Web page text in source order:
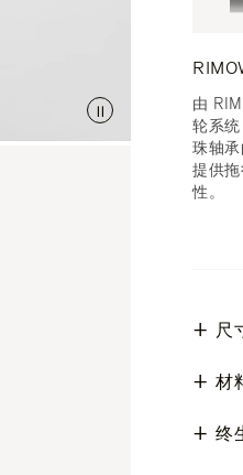
由
轮系
珠轴
提供
性。
尺
材
终